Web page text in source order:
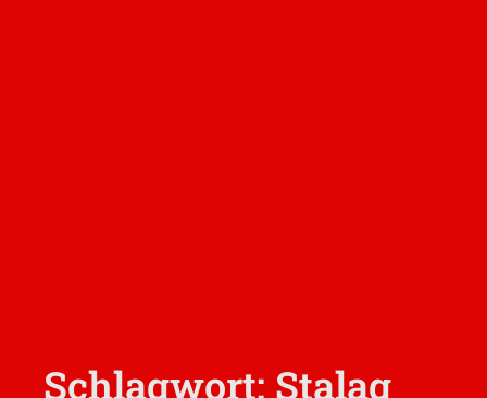
Schlagwort: Stalag